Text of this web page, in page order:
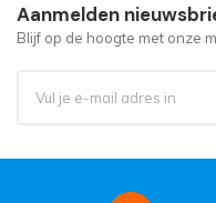
Aanmelden
Blijf op de hoogte met onze